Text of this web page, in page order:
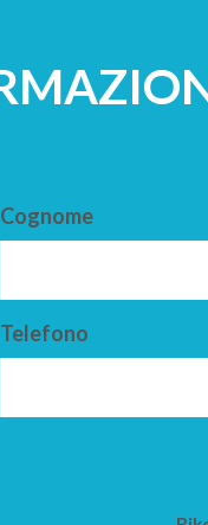
Cognome
Telefono